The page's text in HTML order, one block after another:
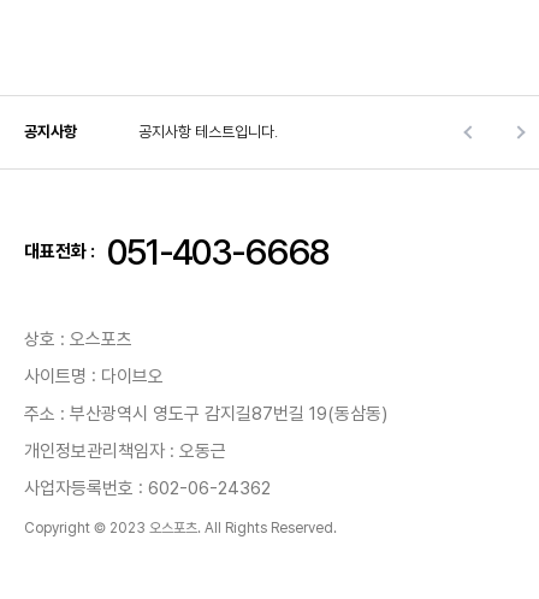
공지사항 공지사항 테스트입니다.
대표전화 : 051-403-6668
상호 : 오스포츠
사이트명 : 다이브오
주소 : 부산광역시 영도구 감지길87번길 19(동삼동)
개인정보관리책임자 : 오동근
사업자등록번호 : 602-06-24362
Copyright © 2023 오스포츠. All Rights Reserved.